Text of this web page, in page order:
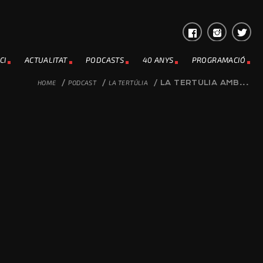
ACTUALITAT PODCASTS 40 ANYS PROGRAMACIÓ
HOME / PODCAST / LA TERTÚLIA / LA TERTÚLIA AMB...